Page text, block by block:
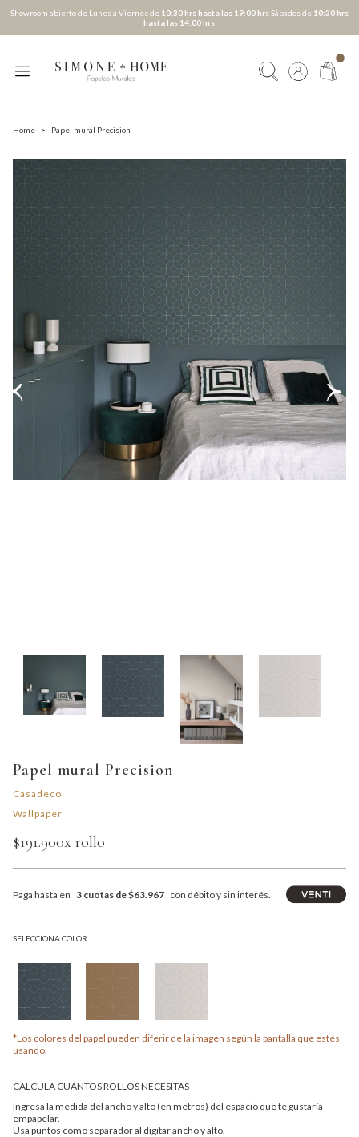
Showroom abierto de Lunes a Viernes de 10:30 hrs hasta las 19:00 hrsSábados de 10:30 hrs
hasta las 14:00 hrs
Home > Papel mural Precision
Papel mural Precision
Casadeco
Wallpaper
$191.900x rollo
Paga hasta en 3 cuotas de $63.967 con débito y sin interés.
SELECCIONA COLOR
*Los colores del papel pueden diferir de la imagen según la pantalla que estés
usando.
CALCULA CUANTOS ROLLOS NECESITAS
Ingresa la medida del ancho y alto (en metros) del espacio que te gustaría
empapelar.
Usa puntos como separador al digitar ancho y alto.